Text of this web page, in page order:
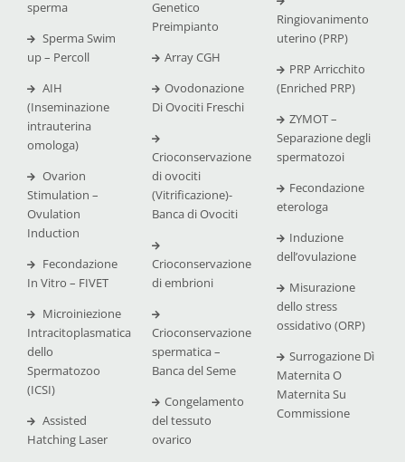
sperma
Sperma Swim
up – Percoll
AIH
(Inseminazione
intrauterina
omologa)
Ovarion
Stimulation –
Ovulation
Induction
Fecondazione
In Vitro – FIVET
Microiniezione
Intracitoplasmatica
dello
Spermatozoo
(ICSI)
Assisted
Hatching Laser
Genetico
Preimpianto
Array CGH
Ovodonazione
Di Ovociti Freschi
Crioconservazione
di ovociti
(Vitrificazione)-
Banca di Ovociti
Crioconservazione
di embrioni
Crioconservazione
spermatica –
Banca del Seme
Congelamento
del tessuto
ovarico
Ringiovanimento
uterino (PRP)
PRP Arricchito
(Enriched PRP)
ZYMOT –
Separazione degli
spermatozoi
Fecondazione
eterologa
Induzione
dell’ovulazione
Misurazione
dello stress
ossidativo (ORP)
Surrogazione Dì
Maternita O
Maternita Su
Commissione